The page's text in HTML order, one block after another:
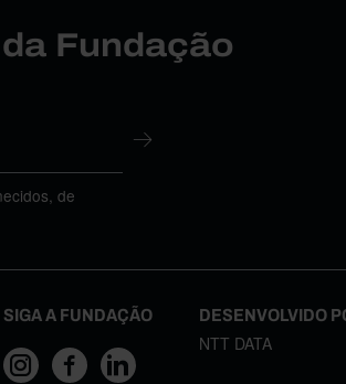
Fundação
de
SIGA A FUNDAÇÃO DESENVOLVIDO
NTT DATA